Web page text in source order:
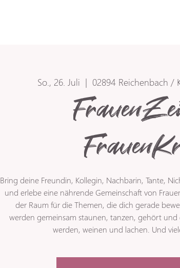
So., 26. Juli
  |
02894 Reichenbach /
Bring deine Freundin, Kollegin, Nachbarin, Tante,
und erlebe eine nährende Gemeinschaft von
der Raum für die Themen, die dich gerade
werden gemeinsam staunen, tanzen, gehört und
werden, weinen und lachen. Und